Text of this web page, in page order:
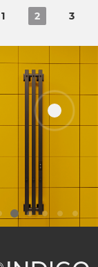
1 2 3